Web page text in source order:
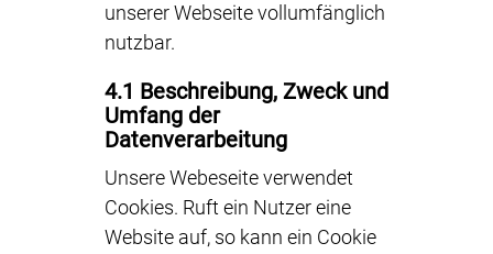
unserer Webseite vollumfänglich
nutzbar.
4.1 Beschreibung, Zweck und
Umfang der
Datenverarbeitung
Unsere Webeseite verwendet
Cookies. Ruft ein Nutzer eine
Website auf, so kann ein Cookie